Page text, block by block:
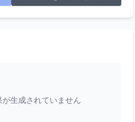
が生成されていません